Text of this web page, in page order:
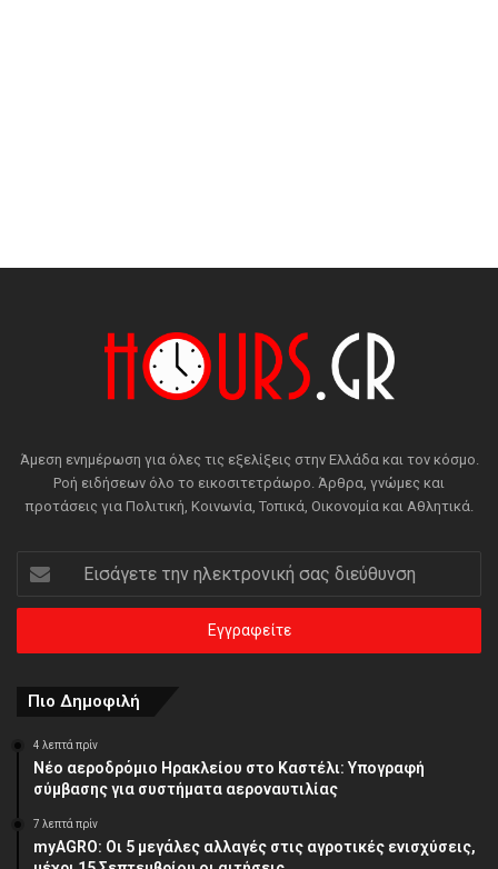
Άμεση ενημέρωση για όλες τις εξελίξεις στην Ελλάδα και τον κόσμο.
Ροή ειδήσεων όλο το εικοσιτετράωρο. Άρθρα, γνώμες και
προτάσεις για Πολιτική, Κοινωνία, Τοπικά, Οικονομία και Αθλητικά.
Εισάγετε
την
ηλεκτρονική
διεύθυνση
Πιο Δημοφιλή
4 λεπτά πρίν
Νέο αεροδρόμιο Ηρακλείου στο Καστέλι: Υπογραφή
σύμβασης για συστήματα αεροναυτιλίας
7 λεπτά πρίν
myAGRO: Οι 5 μεγάλες αλλαγές στις αγροτικές ενισχύσεις,